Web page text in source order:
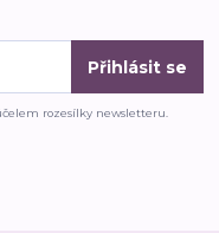
Přihlásit se
rozesílky newsletteru.